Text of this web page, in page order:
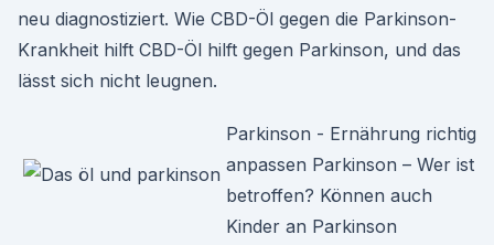
neu diagnostiziert. Wie CBD-Öl gegen die Parkinson-
Krankheit hilft CBD-Öl hilft gegen Parkinson, und das
lässt sich nicht leugnen.
Parkinson - Ernährung richtig
anpassen Parkinson – Wer ist
betroffen? Können auch
Kinder an Parkinson